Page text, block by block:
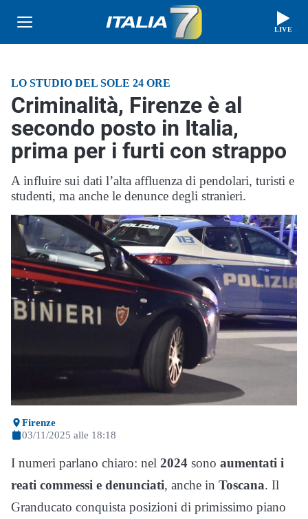
LIVE
LO STUDIO DEL SOLE 24 ORE
Criminalità, Firenze è al
secondo posto in Italia,
prima per i furti con strappo
A influire sui dati l’alta affluenza di pendolari, turisti e
studenti, ma anche le denunce degli stranieri.
Firenze
03/11/2025 alle 18:18
I numeri parlano chiaro: nel 2024 sono aumentati i
reati commessi e denunciati, anche in Toscana. Il
Granducato conquista posizioni di primissimo piano